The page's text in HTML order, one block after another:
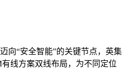
向“安全智能”的关键节点，英集
线方案双线布局，为不同定位